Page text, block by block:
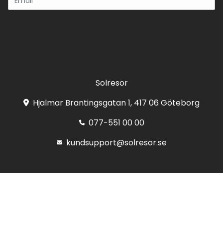
Solresor
Hjalmar Brantingsgatan 1, 417 06 Göteborg
077-551 00 00
kundsupport@solresor.se